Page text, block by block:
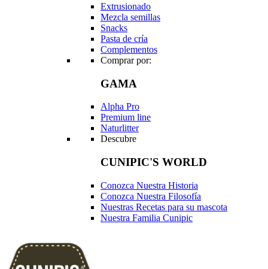
Extrusionado
Mezcla semillas
Snacks
Pasta de cría
Complementos
Comprar por:
GAMA
Alpha Pro
Premium line
Naturlitter
Descubre
CUNIPIC'S WORLD
Conozca Nuestra Historia
Conozca Nuestra Filosofía
Nuestras Recetas para su mascota
Nuestra Familia Cunipic